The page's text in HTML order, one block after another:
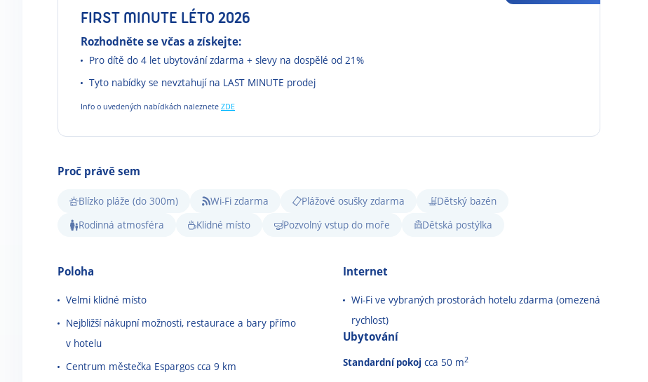
FIRST MINUTE LÉTO 2026
Rozhodněte se včas a získejte:
Pro dítě do 4 let ubytování zdarma + slevy na dospělé od 21%
Tyto nabídky se nevztahují na LAST MINUTE prodej
Info o uvedených nabídkách naleznete ZDE
Proč právě sem
Blízko pláže (do 300m) Wi-Fi zdarma Plážové osušky zdarma
Dětský bazén
Rodinná atmosféra
Klidné místo Pozvolný vstup do moře Dětská postýlka
Poloha
Velmi klidné místo
Nejbližší nákupní možnosti, restaurace a bary přímo
v hotelu
Centrum městečka Espargos cca 9 km
Internet
Wi-Fi ve vybraných prostorách hotelu zdarma (omezená
rychlost)
Ubytování
Standardní pokoj cca 50 m2